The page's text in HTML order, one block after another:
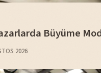
Büyüme
2026